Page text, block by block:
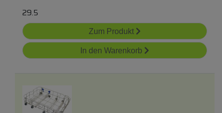
29.5
Zum Produkt
In den Warenkorb